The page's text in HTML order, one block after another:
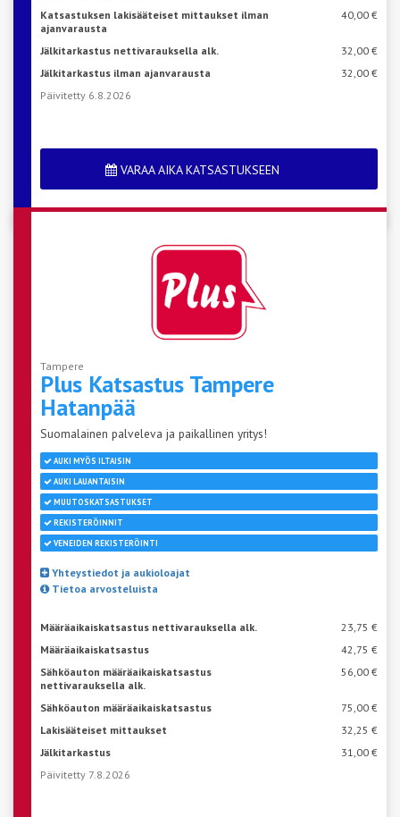
Katsastuksen lakisääteiset mittaukset ilman
ajanvarausta
40,00 €
Jälkitarkastus nettivarauksella alk.
32,00 €
Jälkitarkastus ilman ajanvarausta
32,00 €
Päivitetty 6.8.2026
VARAA AIKA KATSASTUKSEEN
Tampere
Plus Katsastus Tampere
Hatanpää
Suomalainen palveleva ja paikallinen yritys!
AUKI MYÖS ILTAISIN
AUKI LAUANTAISIN
MUUTOSKATSASTUKSET
REKISTERÖINNIT
VENEIDEN REKISTERÖINTI
Yhteystiedot ja aukioloajat
Tietoa arvosteluista
Määräaikaiskatsastus nettivarauksella alk.
23,75 €
Määräaikaiskatsastus
42,75 €
Sähköauton määräaikaiskatsastus
nettivarauksella alk.
56,00 €
Sähköauton määräaikaiskatsastus
75,00 €
Lakisääteiset mittaukset
32,25 €
Jälkitarkastus
31,00 €
Päivitetty 7.8.2026